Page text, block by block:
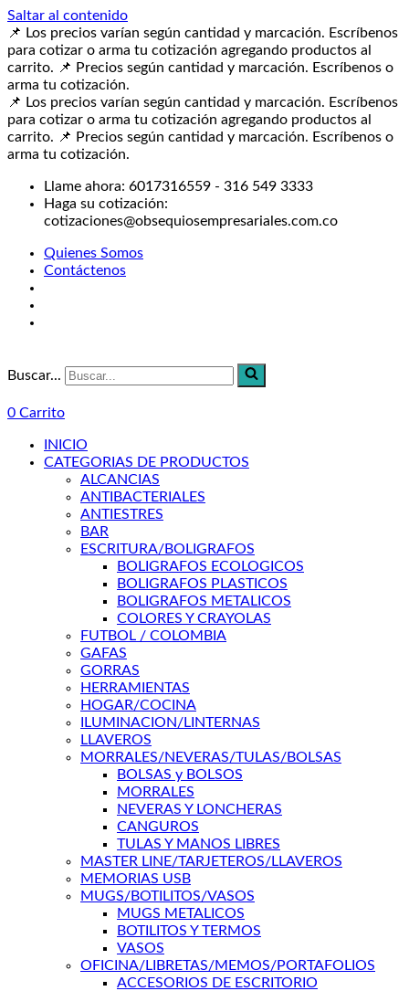
Saltar al contenido
📌 Los precios varían según cantidad y marcación. Escríbenos
para cotizar o arma tu cotización agregando productos al
carrito. 📌 Precios según cantidad y marcación. Escríbenos o
arma tu cotización.
📌 Los precios varían según cantidad y marcación. Escríbenos
para cotizar o arma tu cotización agregando productos al
carrito. 📌 Precios según cantidad y marcación. Escríbenos o
arma tu cotización.
Llame ahora: 6017316559 - 316 549 3333
Haga su cotización:
cotizaciones@obsequiosempresariales.com.co
Quienes Somos
Contáctenos
Buscar...
0 Carrito
INICIO
CATEGORIAS DE PRODUCTOS
ALCANCIAS
ANTIBACTERIALES
ANTIESTRES
BAR
ESCRITURA/BOLIGRAFOS
BOLIGRAFOS ECOLOGICOS
BOLIGRAFOS PLASTICOS
BOLIGRAFOS METALICOS
COLORES Y CRAYOLAS
FUTBOL / COLOMBIA
GAFAS
GORRAS
HERRAMIENTAS
HOGAR/COCINA
ILUMINACION/LINTERNAS
LLAVEROS
MORRALES/NEVERAS/TULAS/BOLSAS
BOLSAS y BOLSOS
MORRALES
NEVERAS Y LONCHERAS
CANGUROS
TULAS Y MANOS LIBRES
MASTER LINE/TARJETEROS/LLAVEROS
MEMORIAS USB
MUGS/BOTILITOS/VASOS
MUGS METALICOS
BOTILITOS Y TERMOS
VASOS
OFICINA/LIBRETAS/MEMOS/PORTAFOLIOS
ACCESORIOS DE ESCRITORIO